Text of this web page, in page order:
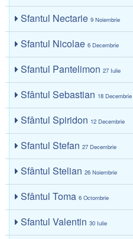
Sfantul Nectarie9 Noiembrie
Sfantul Nicolae6 Decembrie
Sfantul Pantelimon27 Iulie
Sfântul Sebastian 18 Decembrie
Sfântul Spiridon 12 Decembrie
Sfantul Stefan27 Decembrie
Sfântul Stelian26 Noiembrie
Sfântul Toma6 Octombrie
Sfantul Valentin30 Iulie